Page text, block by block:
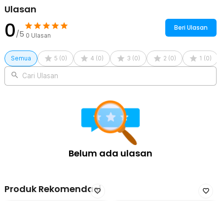
Ulasan
0/5 0 Ulasan
Beri Ulasan
Semua 5 (0) 4 (0) 3 (0) 2 (0) 1 (0)
Cari Ulasan
Belum ada ulasan
Produk Rekomendasi